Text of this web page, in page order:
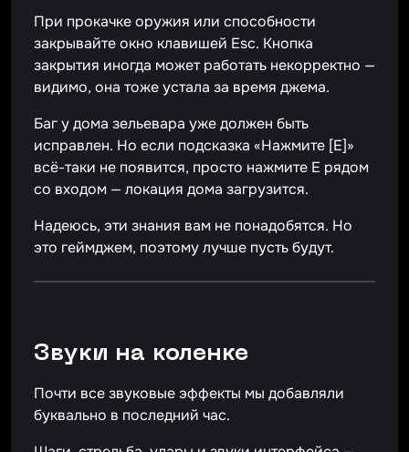
При прокачке оружия или способности
закрывайте окно клавишей Esc. Кнопка
закрытия иногда может работать некорректно —
видимо, она тоже устала за время джема.
Баг у дома зельевара уже должен быть
исправлен. Но если подсказка «Нажмите [E]»
всё-таки не появится, просто нажмите E рядом
со входом — локация дома загрузится.
Надеюсь, эти знания вам не понадобятся. Но
это геймджем, поэтому лучше пусть будут.
Звуки на коленке
Почти все звуковые эффекты мы добавляли
буквально в последний час.